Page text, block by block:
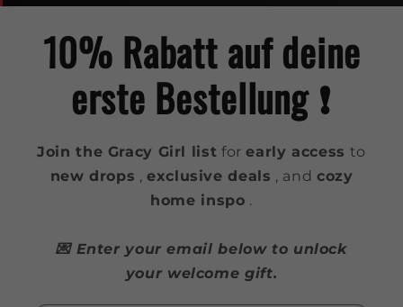
10% Rabatt auf deine
erste Bestellung ❗️
Join the Gracy Girl list forearly access to
new drops ,exclusive deals , and cozy
home inspo .
💌 Enter your email below to unlock
your welcome gift.